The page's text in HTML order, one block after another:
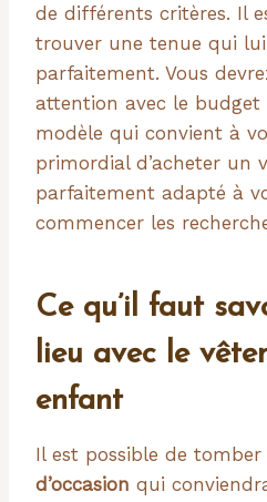
de différents critères. Il
trouver une tenue qui
parfaitement. Vous
attention avec le budget
modèle qui convient à
primordial d’acheter un
parfaitement adapté à
commencer les
Ce qu’il faut
lieu avec le
enfant
Il est possible de tomber
d’occasion qui